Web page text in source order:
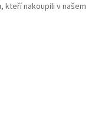
kteří nakoupili v našem